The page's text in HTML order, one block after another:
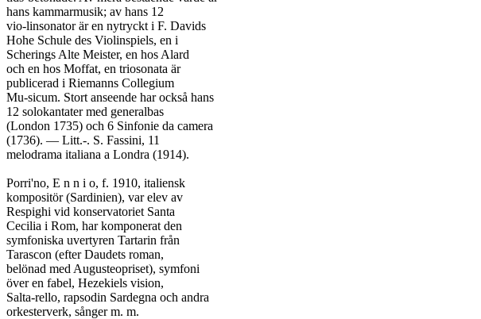
hans kammarmusik; av hans 12
vio-linsonator är en nytryckt i F. Davids
Hohe Schule des Violinspiels, en i
Scherings Alte Meister, en hos Alard
och en hos Moffat, en triosonata är
publicerad i Riemanns Collegium
Mu-sicum. Stort anseende har också hans
12 solokantater med generalbas
(London 1735) och 6 Sinfonie da camera
(1736). — Litt.-. S. Fassini, 11
melodrama italiana a Londra (1914).
Porri'no, E n n i o, f. 1910, italiensk
kompositör (Sardinien), var elev av
Respighi vid konservatoriet Santa
Cecilia i Rom, har komponerat den
symfoniska uvertyren Tartarin från
Tarascon (efter Daudets roman,
belönad med Augusteopriset), symfoni
över en fabel, Hezekiels vision,
Salta-rello, rapsodin Sardegna och andra
orkesterverk, sånger m. m.